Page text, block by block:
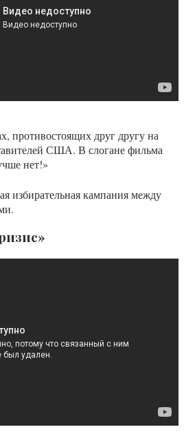
противостоящих друг другу на
США. В слогане фильма
нет!»
избирательная кампания между